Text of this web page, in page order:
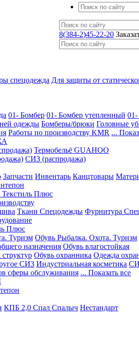
8(384-2)45-22-20
спецодежда Для защиты от
01- Бомбер 01- Бомбер утепленный
одежды Бомберы/брюки Головные
Работы по производству KMR ...
Термобельё GUAHOO
СИЗ (распродажа)
Запчасти Инвентарь Канцтовары
Текстиль Плюс
Ткани Спецодежды Фурнитура
Плюс
Туризм Обувь Рыбалка. Охота. Туризм
назначения Обувь влагостойкая
Обувь охранника Одежда
СИЗ Индустриальная косметика
сферы обслуживания ... Показать все
КПБ 2,0 Спал Спалыч Нестандарт